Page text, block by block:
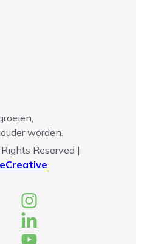
worden.
Reserved |